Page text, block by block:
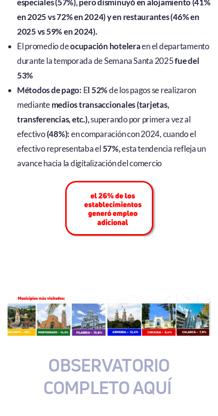
especiales (57%), pero disminuyó en alojamiento (41%
en 2025 vs 72% en 2024) y en restaurantes (46% en
2025 vs 59% en 2024).
El promedio deocupación hoteleraen el departamento
durante la temporada de Semana Santa 2025fue del
53%
Métodos de pago: El 52%de los pagos se realizaron
mediantemedios transaccionales (tarjetas,
transferencias, etc.),superando por primera vez al
efectivo(48%):en comparación con 2024, cuando el
efectivo representaba el57%,esta tendencia refleja un
avance hacia la digitalización del comercio
OBSERVATORIO
COMPLETO AQUÍ